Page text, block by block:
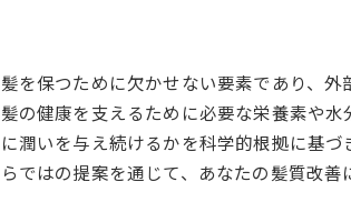
を保つために欠かせない要素であり、
の健康を支えるために必要な栄養素や
潤いを与え続けるかを科学的根拠に基
ではの提案を通じて、あなたの髪質改善